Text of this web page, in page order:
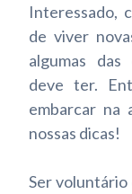
Interessado,
de viver
algumas
deve ter.
embarcar na
nossas dicas!
Ser voluntário